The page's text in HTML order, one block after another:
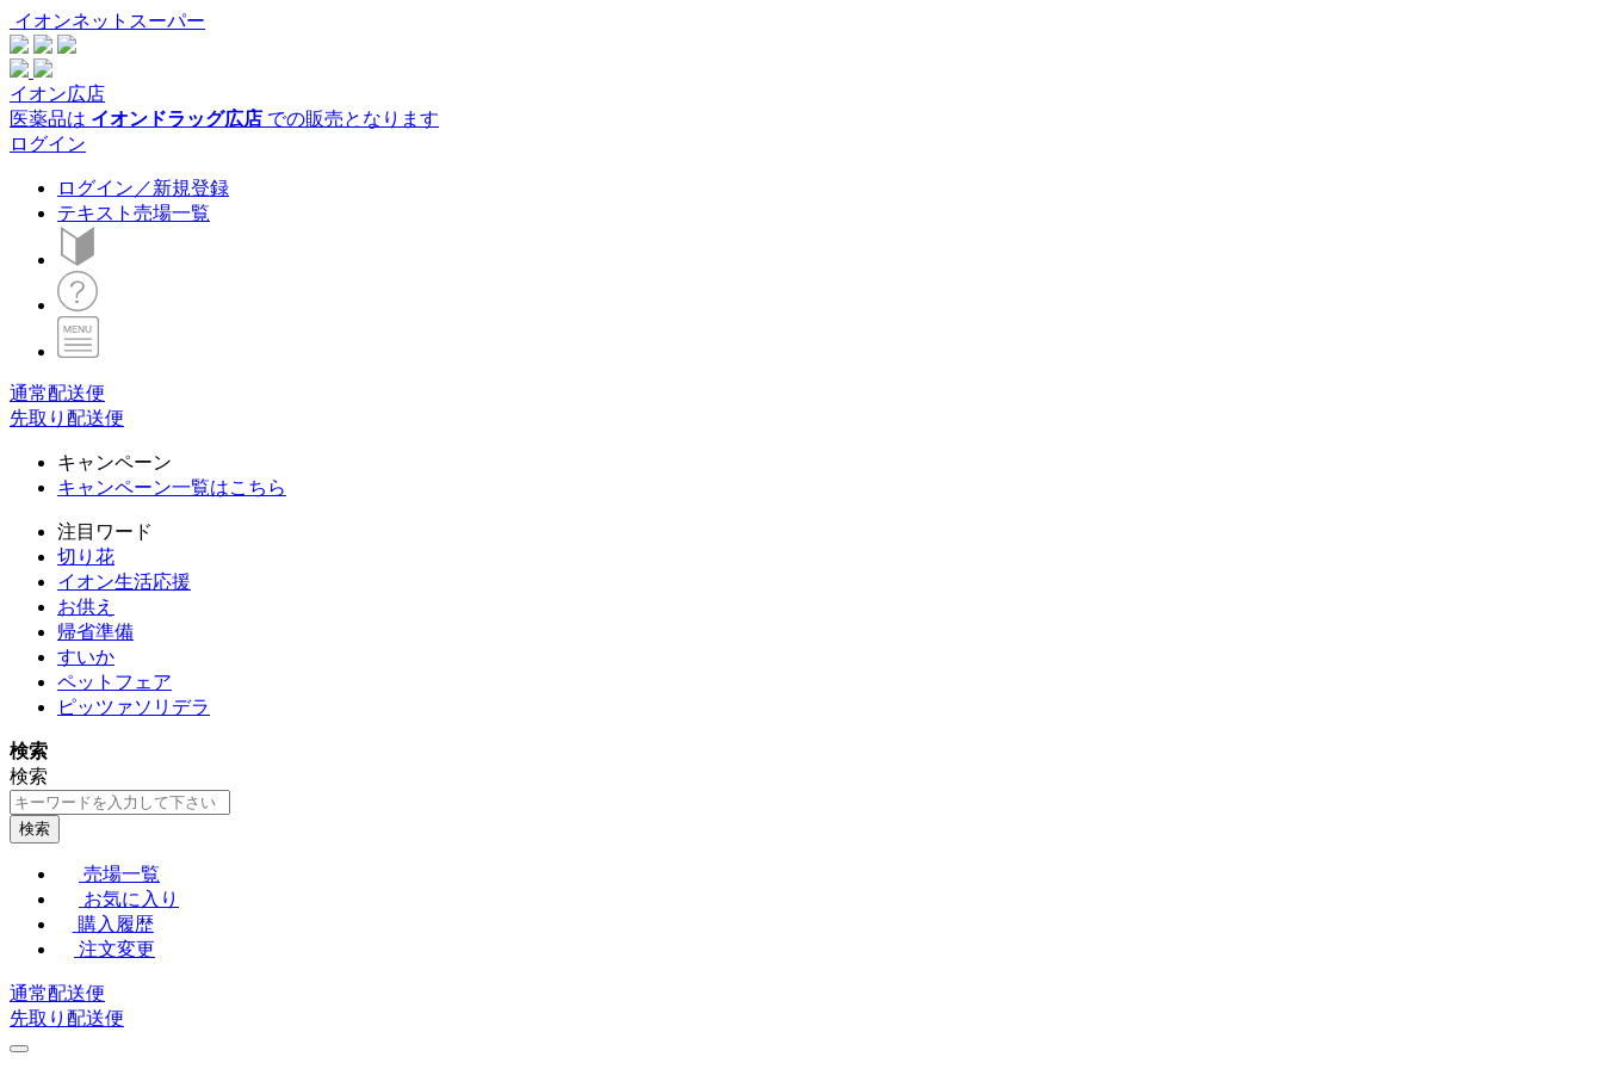
イオンネットスーパー
イオン広店
医薬品は イオンドラッグ広店 での販売となります
ログイン
ログイン／新規登録
テキスト売場一覧
通常配送便
先取り配送便
キャンペーン
キャンペーン一覧はこちら
注目ワード
切り花
イオン生活応援
お供え
帰省準備
すいか
ペットフェア
ピッツァソリデラ
検索
検索
検索
売場一覧
お気に入り
購入履歴
注文変更
通常配送便
先取り配送便